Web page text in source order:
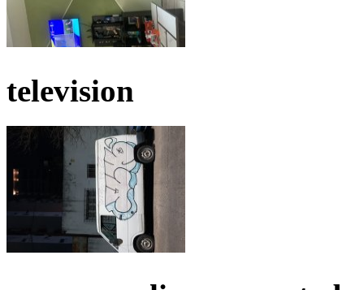
television